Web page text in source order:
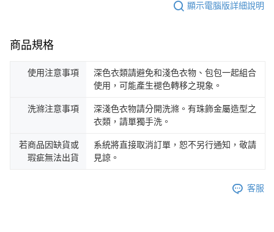
顯示電腦版詳細說明
商品規格
使用注意事項
深色衣類請避免和淺色衣物、包包一起組合
使用，可能產生褪色轉移之現象。
洗滌注意事項
深淺色衣物請分開洗滌。有珠飾金屬造型之
衣類，請單獨手洗。
若商品因缺貨或
瑕疵無法出貨
系統將直接取消訂單，恕不另行通知，敬請
見諒。
客服